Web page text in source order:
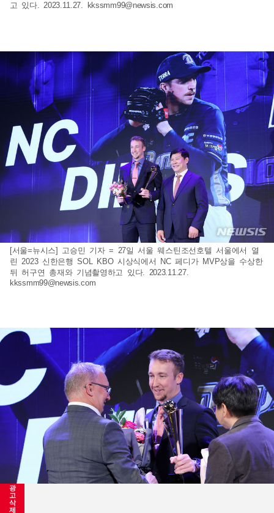
고 있다. 2023.11.27.
kkssmm99@newsis.com
[서울=뉴시스] 고승민 기자 = 27일 서울 웨스틴조선호텔 서울에서 열
린 2023 신한은행 SOL KBO 시상식에서 NC 페디가 MVP상을 수상한
뒤 허구연 총재와 기념촬영하고 있다. 2023.11.27.
kkssmm99@newsis.com
광
고
삭
제